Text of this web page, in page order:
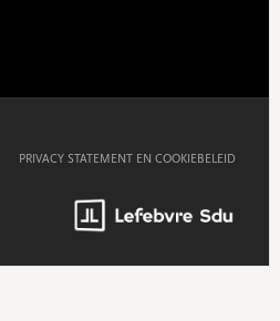
PRIVACY STATEMENT EN COOKIEBELEID